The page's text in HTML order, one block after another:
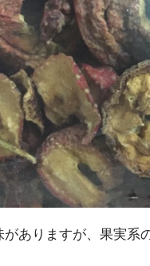
ありますが、果実系